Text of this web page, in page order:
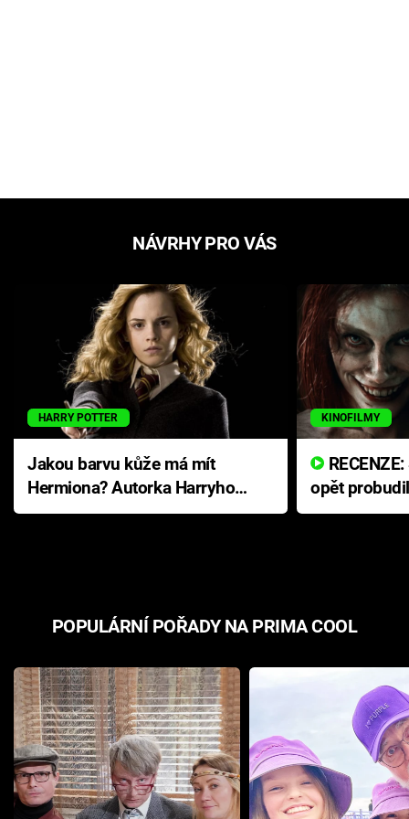
NÁVRHY PRO VÁS
HARRY POTTER
Jakou barvu kůže má mít
Hermiona? Autorka Harryho
Pottera přišla s ráznou
KINOFILMY
opět
přichází s
POPULÁRNÍ POŘADY NA PRIMA COOL